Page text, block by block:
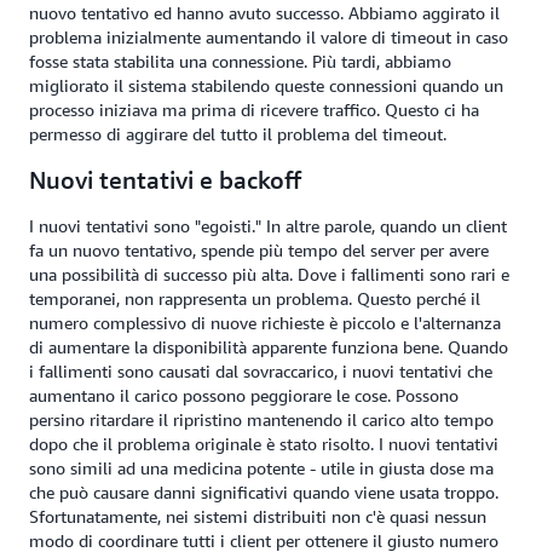
nuovo tentativo ed hanno avuto successo. Abbiamo aggirato il
problema inizialmente aumentando il valore di timeout in caso
fosse stata stabilita una connessione. Più tardi, abbiamo
migliorato il sistema stabilendo queste connessioni quando un
processo iniziava ma prima di ricevere traffico. Questo ci ha
permesso di aggirare del tutto il problema del timeout.
Nuovi tentativi e backoff
I nuovi tentativi sono "egoisti." In altre parole, quando un client
fa un nuovo tentativo, spende più tempo del server per avere
una possibilità di successo più alta. Dove i fallimenti sono rari e
temporanei, non rappresenta un problema. Questo perché il
numero complessivo di nuove richieste è piccolo e l'alternanza
di aumentare la disponibilità apparente funziona bene. Quando
i fallimenti sono causati dal sovraccarico, i nuovi tentativi che
aumentano il carico possono peggiorare le cose. Possono
persino ritardare il ripristino mantenendo il carico alto tempo
dopo che il problema originale è stato risolto. I nuovi tentativi
sono simili ad una medicina potente - utile in giusta dose ma
che può causare danni significativi quando viene usata troppo.
Sfortunatamente, nei sistemi distribuiti non c'è quasi nessun
modo di coordinare tutti i client per ottenere il giusto numero